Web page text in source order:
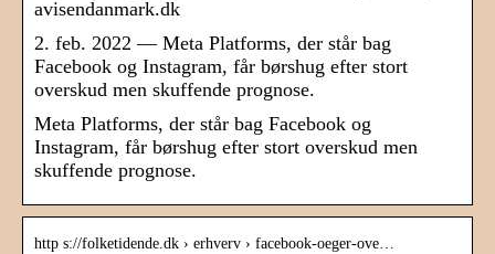
avisendanmark.dk
2. feb. 2022 — Meta Platforms, der står bag
Facebook og Instagram, får børshug efter stort
overskud men skuffende prognose.
Meta Platforms, der står bag Facebook og
Instagram, får børshug efter stort overskud men
skuffende prognose.
http s://folketidende.dk › erhverv › facebook-oeger-ove…